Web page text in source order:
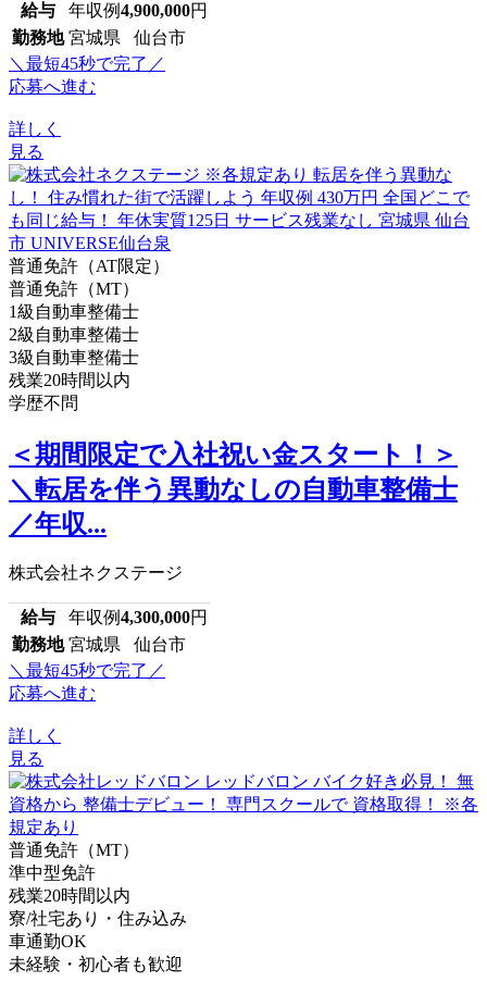
給与 年収例4,900,000円
勤務地 宮城県 仙台市
＼最短45秒で完了／
応募へ進む
詳しく
見る
普通免許（AT限定）
普通免許（MT）
1級自動車整備士
2級自動車整備士
3級自動車整備士
残業20時間以内
学歴不問
＜期間限定で入社祝い金スタート！＞
＼転居を伴う異動なしの自動車整備士
／年収...
株式会社ネクステージ
給与 年収例4,300,000円
勤務地 宮城県 仙台市
＼最短45秒で完了／
応募へ進む
詳しく
見る
普通免許（MT）
準中型免許
残業20時間以内
寮/社宅あり・住み込み
車通勤OK
未経験・初心者も歓迎